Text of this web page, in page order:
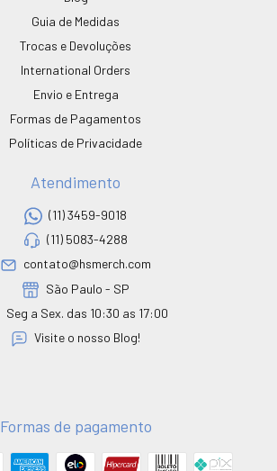
Guia de Medidas
Trocas e Devoluções
International Orders
Envio e Entrega
Formas de Pagamentos
Políticas de Privacidade
Atendimento
(11) 3459-9018
(11) 5083-4288
contato@hsmerch.com
São Paulo - SP
Seg a Sex. das 10:30 as 17:00
Visite o nosso Blog!
Formas de pagamento